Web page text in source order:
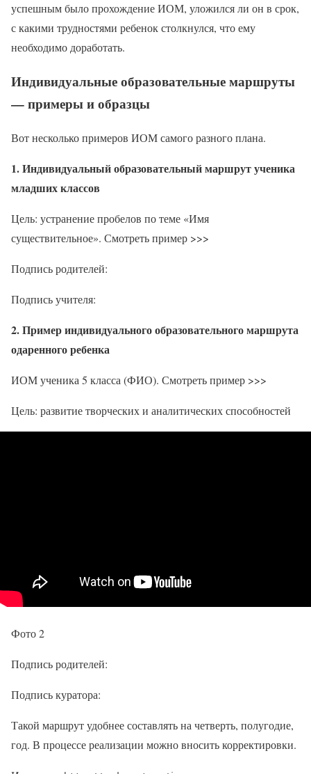
успешным было прохождение ИОМ, уложился ли он в срок,
с какими трудностями ребенок столкнулся, что ему
необходимо доработать.
Индивидуальные образовательные маршруты
— примеры и образцы
Вот несколько примеров ИОМ самого разного плана.
1. Индивидуальный образовательный маршрут ученика
младших классов
Цель: устранение пробелов по теме «Имя
существительное». Смотреть пример >>>
Подпись родителей:
Подпись учителя:
2. Пример индивидуального образовательного маршрута
одаренного ребенка
ИОМ ученика 5 класса (ФИО). Смотреть пример >>>
Цель: развитие творческих и аналитических способностей
Фото 2
Подпись родителей:
Подпись куратора:
Такой маршрут удобнее составлять на четверть, полугодие,
год. В процессе реализации можно вносить корректировки.